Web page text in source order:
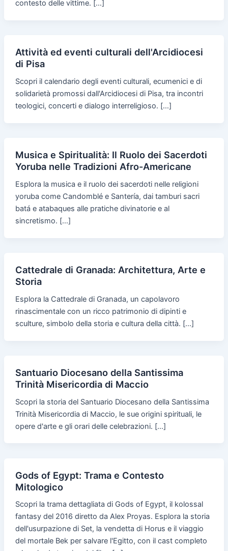
contesto delle vittime. […]
Attività ed eventi culturali dell'Arcidiocesi
di Pisa
Scopri il calendario degli eventi culturali, ecumenici e di
solidarietà promossi dall'Arcidiocesi di Pisa, tra incontri
teologici, concerti e dialogo interreligioso. […]
Musica e Spiritualità: Il Ruolo dei Sacerdoti
Yoruba nelle Tradizioni Afro-Americane
Esplora la musica e il ruolo dei sacerdoti nelle religioni
yoruba come Candomblé e Santería, dai tamburi sacri
batá e atabaques alle pratiche divinatorie e al
sincretismo. […]
Cattedrale di Granada: Architettura, Arte e
Storia
Esplora la Cattedrale di Granada, un capolavoro
rinascimentale con un ricco patrimonio di dipinti e
sculture, simbolo della storia e cultura della città. […]
Santuario Diocesano della Santissima
Trinità Misericordia di Maccio
Scopri la storia del Santuario Diocesano della Santissima
Trinità Misericordia di Maccio, le sue origini spirituali, le
opere d'arte e gli orari delle celebrazioni. […]
Gods of Egypt: Trama e Contesto
Mitologico
Scopri la trama dettagliata di Gods of Egypt, il kolossal
fantasy del 2016 diretto da Alex Proyas. Esplora la storia
dell'usurpazione di Set, la vendetta di Horus e il viaggio
del mortale Bek per salvare l'Egitto, con il cast completo